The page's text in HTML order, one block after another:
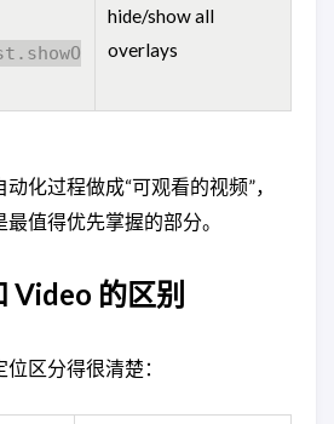
hide/show all
overlays
化过程做成“可观看的视频”，
值得优先掌握的部分。
Video 的区别
区分得很清楚：